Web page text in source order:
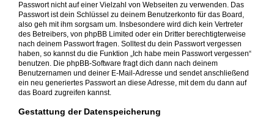
Passwort nicht auf einer Vielzahl von Webseiten zu verwenden. Das
Passwort ist dein Schlüssel zu deinem Benutzerkonto für das Board,
also geh mit ihm sorgsam um. Insbesondere wird dich kein Vertreter
des Betreibers, von phpBB Limited oder ein Dritter berechtigterweise
nach deinem Passwort fragen. Solltest du dein Passwort vergessen
haben, so kannst du die Funktion „Ich habe mein Passwort vergessen“
benutzen. Die phpBB-Software fragt dich dann nach deinem
Benutzernamen und deiner E-Mail-Adresse und sendet anschließend
ein neu generiertes Passwort an diese Adresse, mit dem du dann auf
das Board zugreifen kannst.
Gestattung der Datenspeicherung